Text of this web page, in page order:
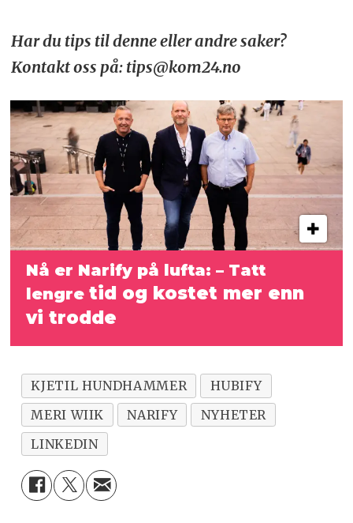
Har du tips til denne eller andre saker?
Kontakt oss på: tips@kom24.no
Nå er Narify på lufta: – Tatt
lengre tid og kostet mer enn
vi trodde
KJETIL HUNDHAMMER
HUBIFY
MERI WIIK
NARIFY
NYHETER
LINKEDIN